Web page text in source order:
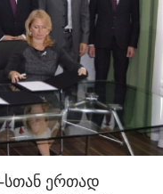
სთან ერთად